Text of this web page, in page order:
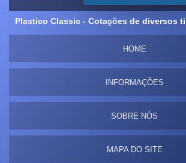
Plastico Classic - Cotações de diversos
HOME
INFORMAÇÕES
SOBRE NÓS
MAPA DO SITE